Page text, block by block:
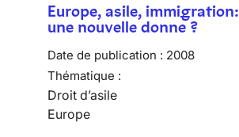
Europe, asile, immigration:
une nouvelle donne ?
Date de publication : 2008
Thématique :
Droit d’asile
Europe